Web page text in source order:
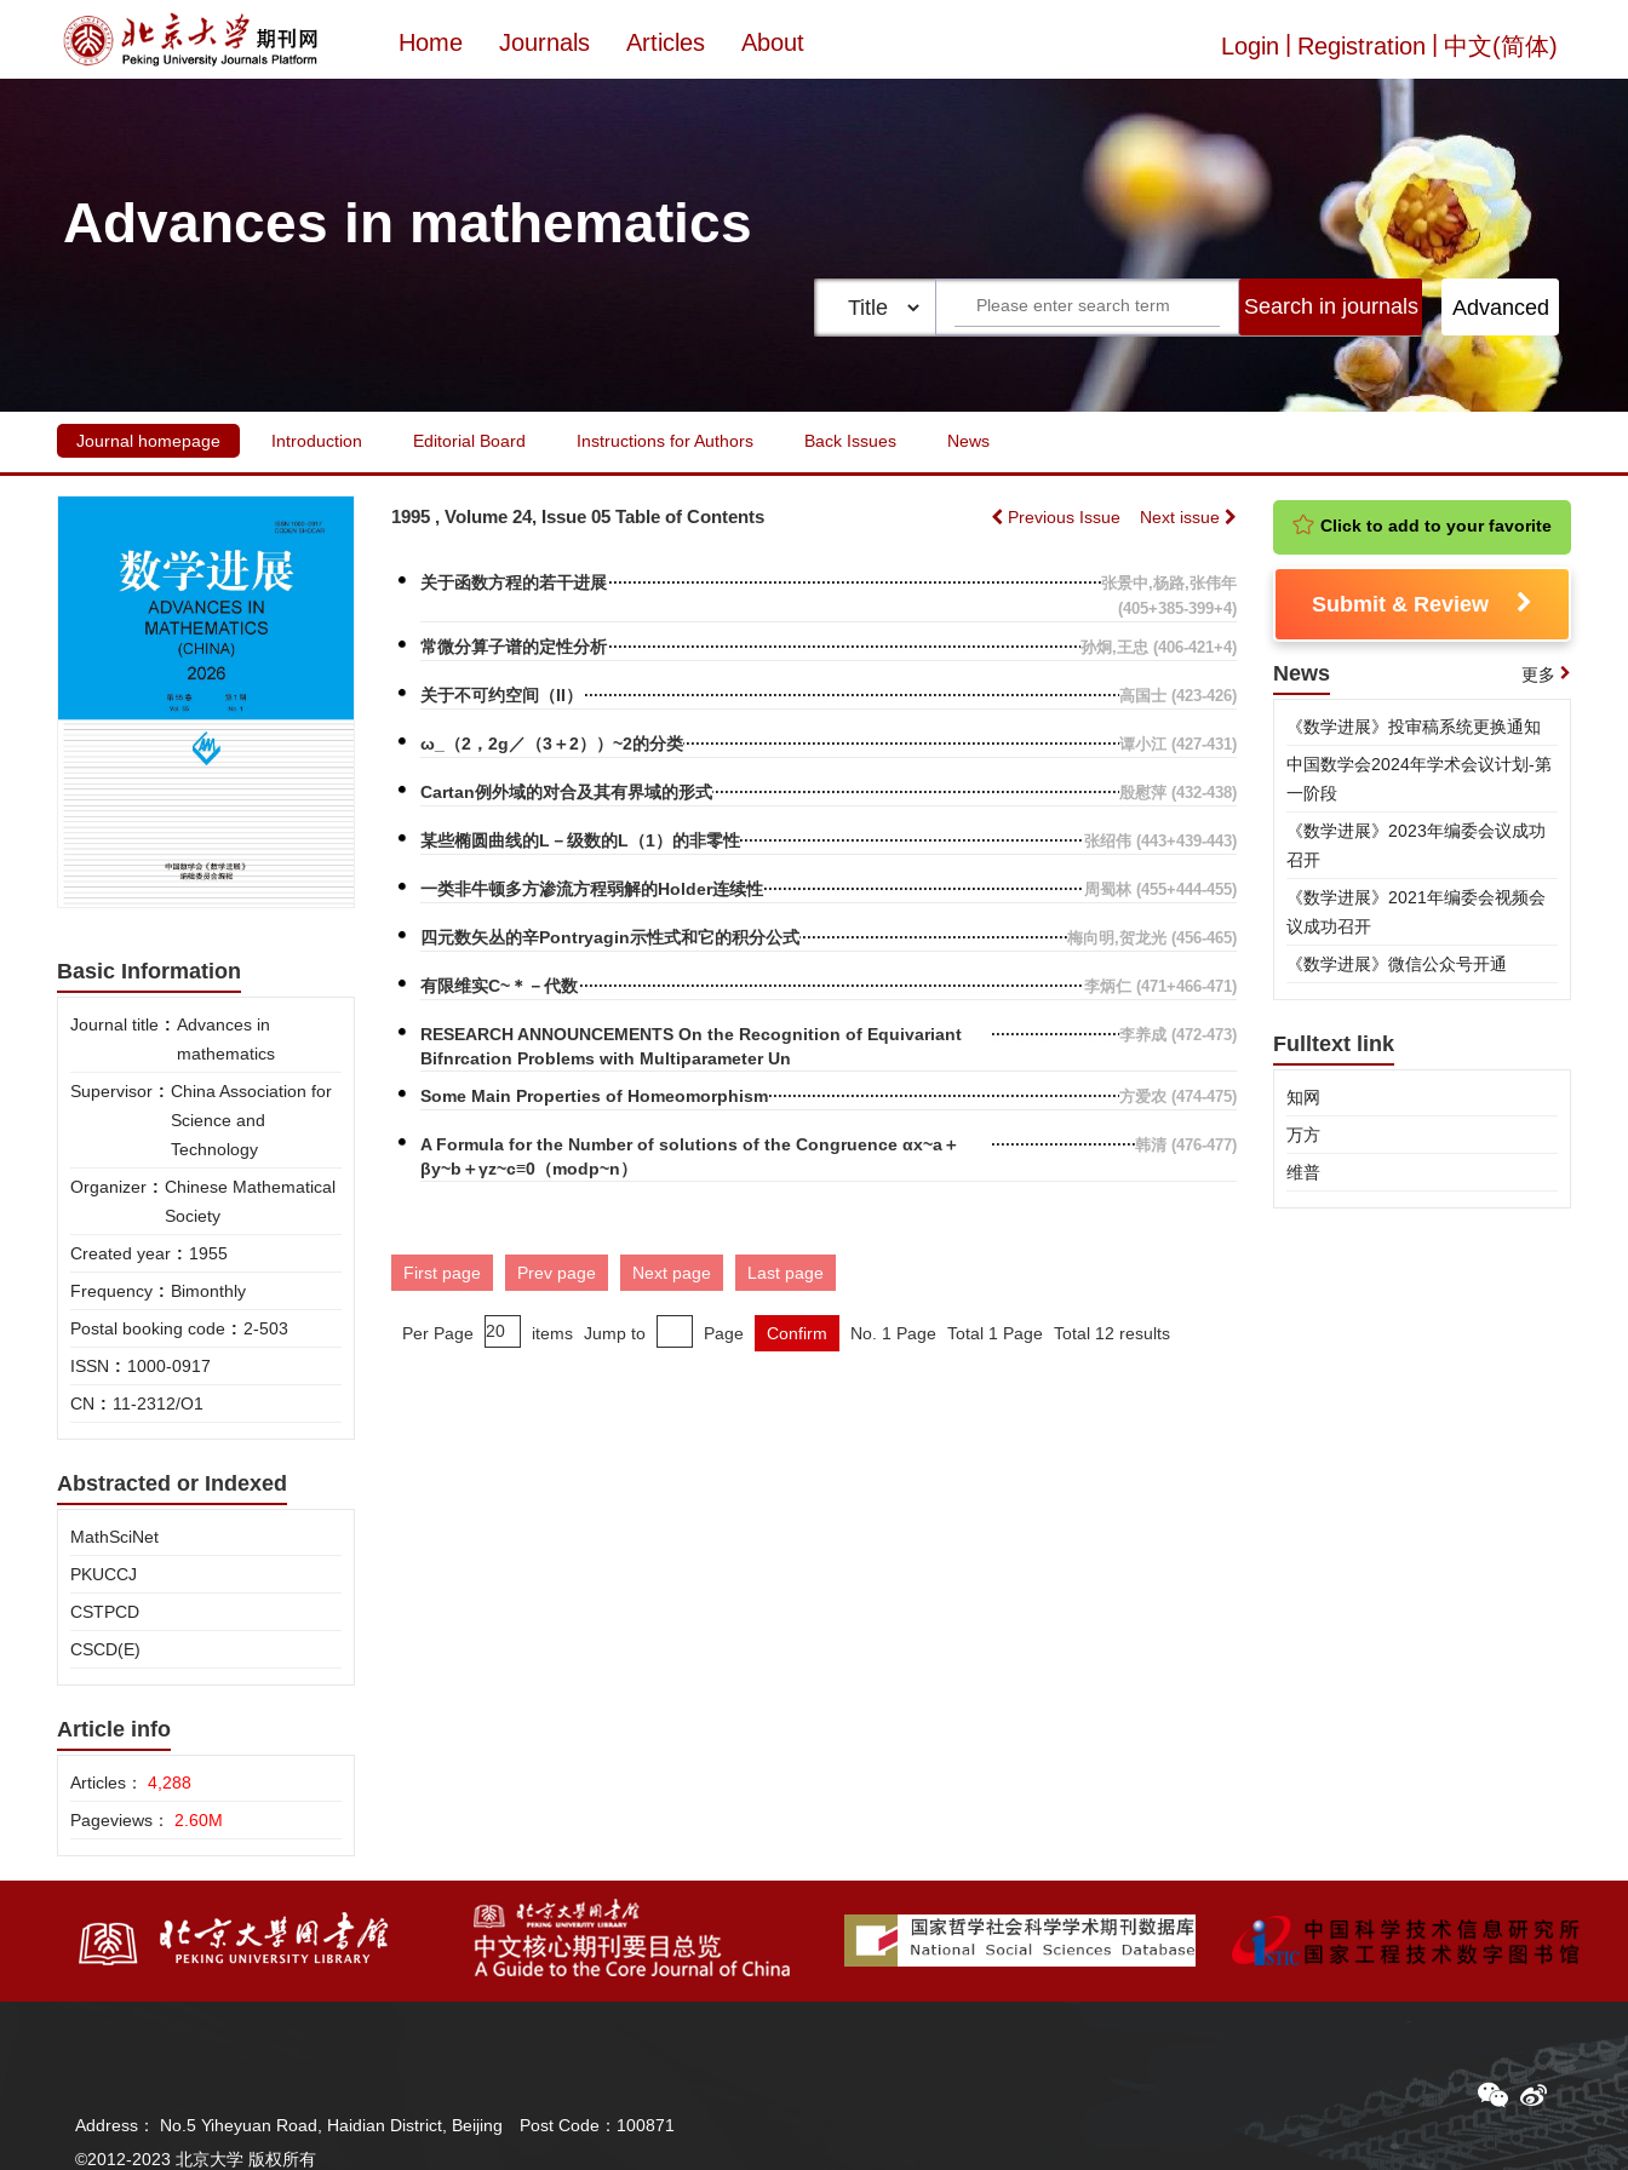
Login Registration 中文(简体)
Home Journals Articles About
Advances in mathematics
Journal homepage Introduction Editorial Board Instructions for Authors Back Issues News
Basic Information
Journal title : Advances in
mathematics
Supervisor : China Association for
Science and
Technology
Organizer : Chinese Mathematical
Society
Created year : 1955
Frequency : Bimonthly
Postal booking code : 2-503
ISSN : 1000-0917
CN : 11-2312/O1
Abstracted or Indexed
MathSciNet
PKUCCJ
CSTPCD
CSCD(E)
Article info
Articles： 4,288
Pageviews： 2.60M
1995 , Volume 24, Issue 05 Table of Contents Previous Issue Next issue
关于函数方程的若干进展
张景中,杨路,张伟年
(405+385-399+4)
常微分算子谱的定性分析 孙炯,王忠 (406-421+4)
关于不可约空间（II） 高国士 (423-426)
ω_（2，2g／（3＋2））~2的分类 谭小江 (427-431)
Cartan例外域的对合及其有界域的形式 殷慰萍 (432-438)
某些椭圆曲线的L－级数的L（1）的非零性 张绍伟 (443+439-443)
一类非牛顿多方渗流方程弱解的Holder连续性 周蜀林 (455+444-455)
四元数矢丛的辛Pontryagin示性式和它的积分公式 梅向明,贺龙光 (456-465)
有限维实C~＊－代数 李炳仁 (471+466-471)
RESEARCH ANNOUNCEMENTS On the Recognition of Equivariant
Bifnrcation Problems with Multiparameter Un
李养成 (472-473)
Some Main Properties of Homeomorphism 方爱农 (474-475)
A Formula for the Number of solutions of the Congruence αx~a＋
βy~b＋γz~c≡0（modp~n）
韩清 (476-477)
First page Prev page Next page Last page
Per Page items Jump to Page Confirm No. 1 Page Total 1 Page Total 12 results
Click to add to your favorite
Submit & Review
News 更多
《数学进展》投审稿系统更换通知
中国数学会2024年学术会议计划-第
一阶段
《数学进展》2023年编委会议成功
召开
《数学进展》2021年编委会视频会
议成功召开
《数学进展》微信公众号开通
Fulltext link
知网
万方
维普
Address： No.5 Yiheyuan Road, Haidian District, Beijing Post Code：100871
©2012-2023 北京大学 版权所有